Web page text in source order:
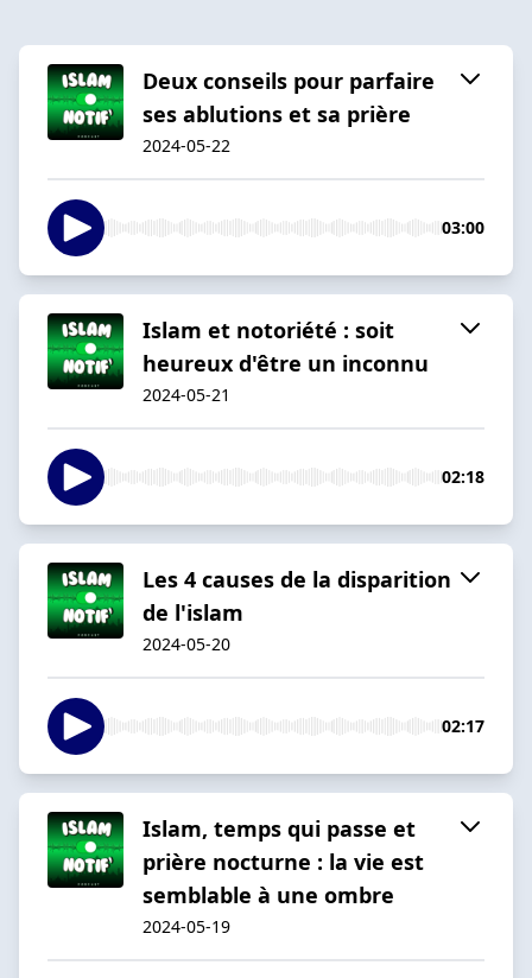
Deux conseils pour parfaire
ses ablutions et sa prière
2024-05-22
03:00
Islam et notoriété : soit
heureux d'être un inconnu
2024-05-21
02:18
Les 4 causes de la disparition
de l'islam
2024-05-20
02:17
Islam, temps qui passe et
prière nocturne : la vie est
semblable à une ombre
2024-05-19